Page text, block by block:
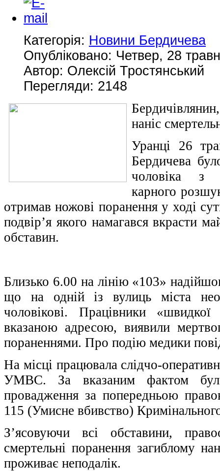
Категорія: Новини Бердичева
Опубліковано: Четвер, 28
Автор: Олексій Тростянський
Перегляди: 2148
наніс
Уранці 26
Бердичева
чоловіка з
карного
отримав ножові поранення у ході
подвір’я якого намагався вкрасти
обставин.
Близько 6.00 на лінію «103»
що на одній із вулиць міста
чоловікові. Працівники
вказаною адресою, виявили
пораненнями. Про подію медики
На місці працювала слідчо-
УМВС. За вказаним фактом було
провадження за попередньою
115 (Умисне вбивство)
З’ясовуючи всі обставини,
смертельні поранення загиблому
проживає неподалік.